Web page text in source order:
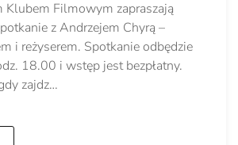
Klubem Filmowym zapraszają
z Andrzejem Chyrą –
i reżyserem. Spotkanie odbędzie
18.00 i wstęp jest bezpłatny.
zajdz…